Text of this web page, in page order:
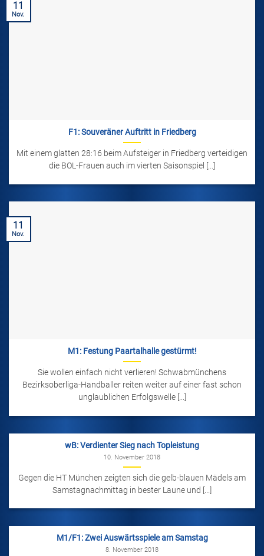
F1: Souveräner Auftritt in Friedberg
Mit einem glatten 28:16 beim Aufsteiger in Friedberg verteidigen
die BOL-Frauen auch im vierten Saisonspiel [...]
11
Nov.
M1: Festung Paartalhalle gestürmt!
Sie wollen einfach nicht verlieren! Schwabmünchens
Bezirksoberliga-Handballer reiten weiter auf einer fast schon
unglaublichen Erfolgswelle [...]
11
Nov.
wB: Verdienter Sieg nach Topleistung
10. November 2018
Gegen die HT München zeigten sich die gelb-blauen Mädels am
Samstagnachmittag in bester Laune und [...]
M1/F1: Zwei Auswärtsspiele am Samstag
8. November 2018